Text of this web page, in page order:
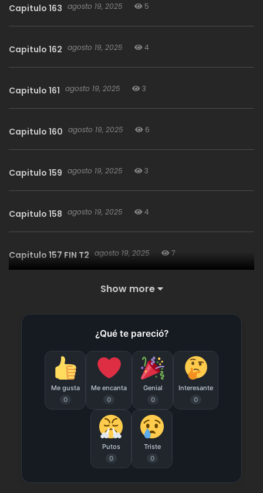
Capitulo 163 agosto 19, 2025 5
Capitulo 162 agosto 19, 2025 4
Capitulo 161 agosto 19, 2025 3
Capitulo 160 agosto 19, 2025 6
Capitulo 159 agosto 19, 2025 3
Capitulo 158 agosto 19, 2025 4
Capitulo 157 FIN T2 agosto 19, 2025 7
agosto 19, 2025 4
agosto 19, 2025 3
Capitulo 154 agosto 19, 2025 2
agosto 19, 2025 7
agosto 19, 2025
Show more
¿Qué te pareció?
Me gusta
0
Me encanta
0
Genial
0
Interesante
0
Putos
0
Triste
0